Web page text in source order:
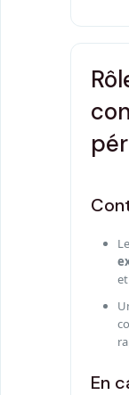
En